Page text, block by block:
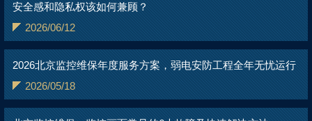
安全感和隐私权该如何兼顾？
2026/06/12
2026北京监控维保年度服务方案，弱电安防工程全年无忧运行
2026/05/18